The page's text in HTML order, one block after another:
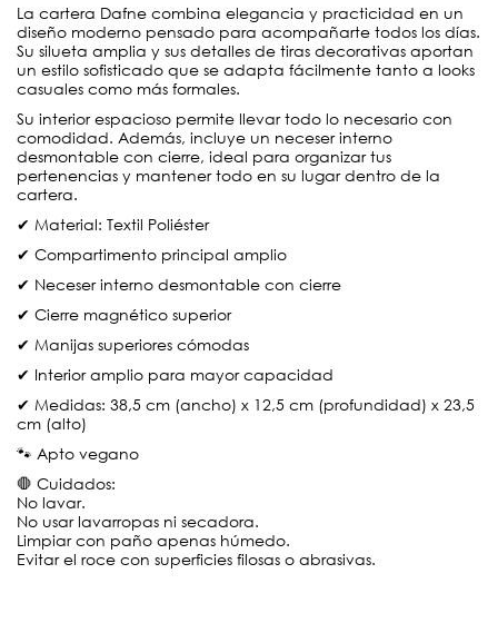
La cartera Dafne combina elegancia y practicidad en un
diseño moderno pensado para acompañarte todos los días.
Su silueta amplia y sus detalles de tiras decorativas aportan
un estilo sofisticado que se adapta fácilmente tanto a looks
casuales como más formales.
Su interior espacioso permite llevar todo lo necesario con
comodidad. Además, incluye un neceser interno
desmontable con cierre, ideal para organizar tus
pertenencias y mantener todo en su lugar dentro de la
cartera.
✔ Material: Textil Poliéster
✔ Compartimento principal amplio
✔ Neceser interno desmontable con cierre
✔ Cierre magnético superior
✔ Manijas superiores cómodas
✔ Interior amplio para mayor capacidad
✔ Medidas: 38,5 cm (ancho) x 12,5 cm (profundidad) x 23,5
cm (alto)
🐾 Apto vegano
🛑 Cuidados:
No lavar.
No usar lavarropas ni secadora.
Limpiar con paño apenas húmedo.
Evitar el roce con superficies filosas o abrasivas.